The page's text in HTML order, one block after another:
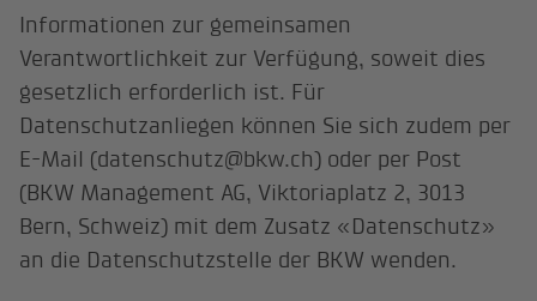
Informationen zur gemeinsamen
Verantwortlichkeit zur Verfügung, soweit dies
gesetzlich erforderlich ist. Für
Datenschutzanliegen können Sie sich zudem per
E-Mail (datenschutz@bkw.ch) oder per Post
(BKW Management AG, Viktoriaplatz 2, 3013
Bern, Schweiz) mit dem Zusatz «Datenschutz»
an die Datenschutzstelle der BKW wenden.